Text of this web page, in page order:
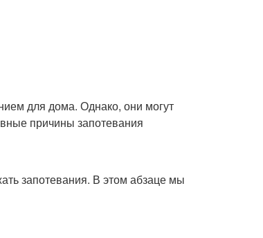
для дома. Однако, они могут
причины запотевания
запотевания. В этом абзаце мы